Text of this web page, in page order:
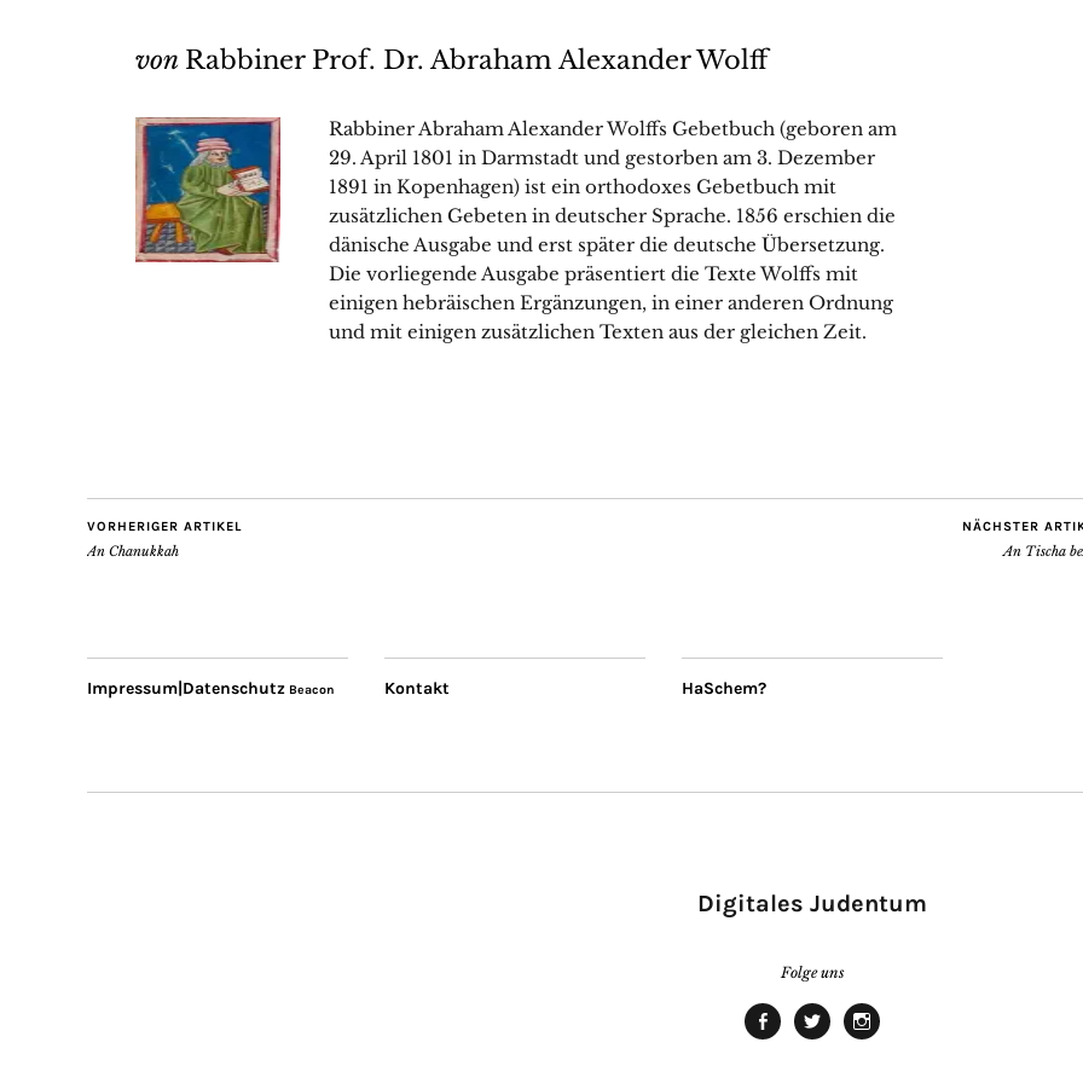
von Rabbiner Prof. Dr. Abraham Alexander Wolff
Rabbiner Abraham Alexander Wolffs Gebetbuch (geboren am
29. April 1801 in Darmstadt und gestorben am 3. Dezember
1891 in Kopenhagen) ist ein orthodoxes Gebetbuch mit
zusätzlichen Gebeten in deutscher Sprache. 1856 erschien die
dänische Ausgabe und erst später die deutsche Übersetzung.
Die vorliegende Ausgabe präsentiert die Texte Wolffs mit
einigen hebräischen Ergänzungen, in einer anderen Ordnung
und mit einigen zusätzlichen Texten aus der gleichen Zeit.
VORHERIGER ARTIKEL
An Chanukkah
NÄCHSTER
An Tischa
Impressum|Datenschutz Beacon Kontakt HaSchem?
Digitales Judentum
Folge uns